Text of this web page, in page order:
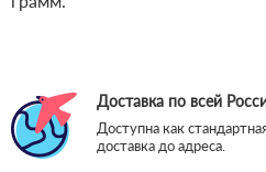
Доставка по всей
Доступна как
доставка до адреса.